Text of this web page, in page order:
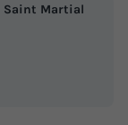
Saint Martial